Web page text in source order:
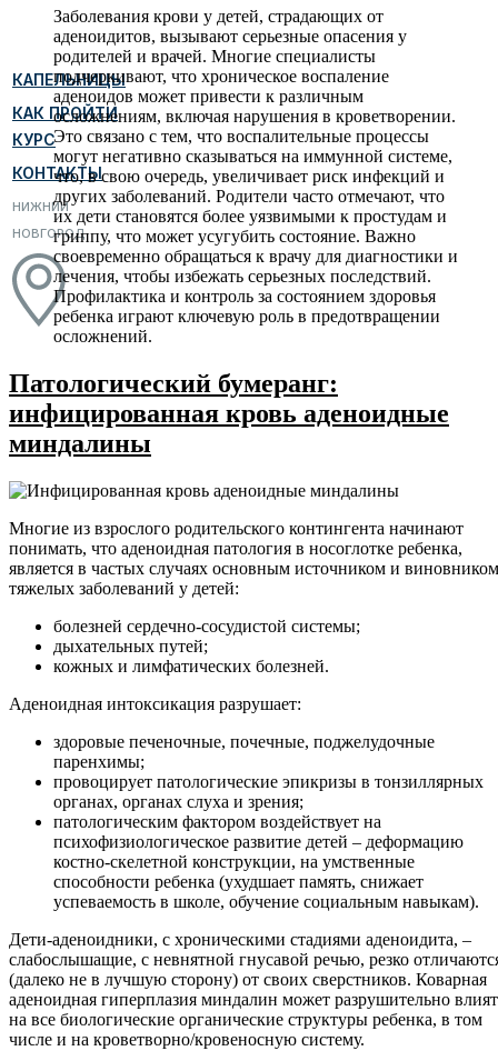
КАПЕЛЬНИЦЫ
КАК ПРОЙТИ
КУРС
КОНТАКТЫ
НИЖНИЙ
НОВГОРОД
Заболевания крови у детей, страдающих от
аденоидитов, вызывают серьезные опасения у
родителей и врачей. Многие специалисты
подчеркивают, что хроническое воспаление
аденоидов может привести к различным
осложнениям, включая нарушения в кроветворении.
Это связано с тем, что воспалительные процессы
могут негативно сказываться на иммунной системе,
что, в свою очередь, увеличивает риск инфекций и
других заболеваний. Родители часто отмечают, что
их дети становятся более уязвимыми к простудам и
гриппу, что может усугубить состояние. Важно
своевременно обращаться к врачу для диагностики и
лечения, чтобы избежать серьезных последствий.
Профилактика и контроль за состоянием здоровья
ребенка играют ключевую роль в предотвращении
осложнений.
Патологический бумеранг:
инфицированная кровь аденоидные
миндалины
Многие из взрослого родительского контингента начинают
понимать, что аденоидная патология в носоглотке ребенка,
является в частых случаях основным источником и виновником
тяжелых заболеваний у детей:
болезней сердечно-сосудистой системы;
дыхательных путей;
кожных и лимфатических болезней.
Аденоидная интоксикация разрушает:
здоровые печеночные, почечные, поджелудочные
паренхимы;
провоцирует патологические эпикризы в тонзиллярных
органах, органах слуха и зрения;
патологическим фактором воздействует на
психофизиологическое развитие детей – деформацию
костно-скелетной конструкции, на умственные
способности ребенка (ухудшает память, снижает
успеваемость в школе, обучение социальным навыкам).
Дети-аденоидники, с хроническими стадиями аденоидита, –
слабослышащие, с невнятной гнусавой речью, резко
(далеко не в лучшую сторону) от своих сверстников. Коварная
аденоидная гиперплазия миндалин может разрушительно
на все биологические органические структуры ребенка, в том
числе и на кроветворно/кровеносную систему.